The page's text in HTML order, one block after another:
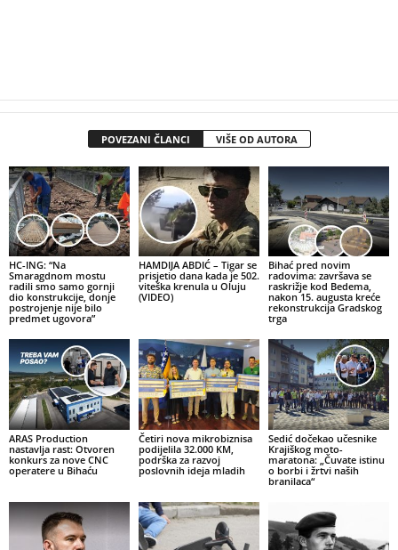
POVEZANI ČLANCI VIŠE OD AUTORA
HC-ING: “Na
Smaragdnom mostu
radili smo samo gornji
dio konstrukcije, donje
postrojenje nije bilo
predmet ugovora”
HAMDIJA ABDIĆ – Tigar se
prisjetio dana kada je 502.
viteška krenula u Oluju
(VIDEO)
Bihać pred novim
radovima: završava se
raskrižje kod Bedema,
nakon 15. augusta kreće
rekonstrukcija Gradskog
trga
ARAS Production
nastavlja rast: Otvoren
konkurs za nove CNC
operatere u Bihaću
Četiri nova mikrobiznisa
podijelila 32.000 KM,
podrška za razvoj
poslovnih ideja mladih
Sedić dočekao učesnike
Krajiškog moto-
maratona: „Čuvate istinu
o borbi i žrtvi naših
branilaca“